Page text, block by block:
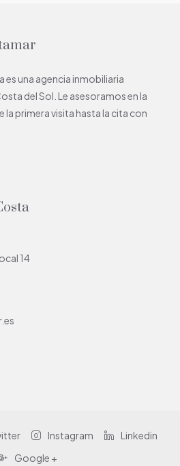
es una agencia inmobiliaria
del Sol. Le asesoramos en la
la primera visita hasta la cita con
14
Instagram
Linkedin
Google +